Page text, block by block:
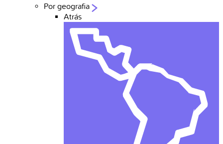
Por geografia
Atrás